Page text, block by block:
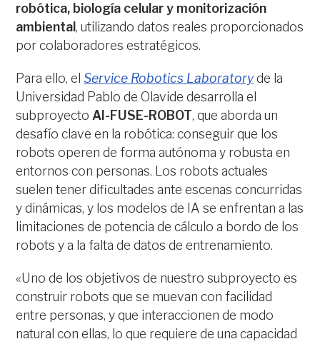
robótica, biología celular y monitorización
ambiental, utilizando datos reales proporcionados
por colaboradores estratégicos.
Para ello, elService Robotics Laboratoryde la
Universidad Pablo de Olavide desarrolla el
subproyectoAI-FUSE-ROBOT, que aborda un
desafío clave en la robótica: conseguir que los
robots operen de forma autónoma y robusta en
entornos con personas. Los robots actuales
suelen tener dificultades ante escenas concurridas
y dinámicas, y los modelos de IA se enfrentan a las
limitaciones de potencia de cálculo a bordo de los
robots y a la falta de datos de entrenamiento.
«Uno de los objetivos de nuestro subproyecto es
construir robots que se muevan con facilidad
entre personas, y que interaccionen de modo
natural con ellas, lo que requiere de una capacidad